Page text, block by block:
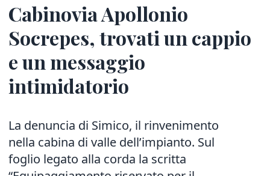
Cabinovia Apollonio
Socrepes, trovati un cappio
e un messaggio
intimidatorio
La denuncia di Simico, il rinvenimento
nella cabina di valle dell’impianto. Sul
foglio legato alla corda la scritta